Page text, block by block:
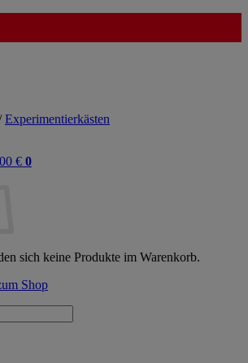
€ 0
sich keine Produkte im Warenkorb.
Shop
Experimentierkästen